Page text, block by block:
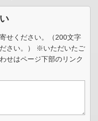
せください。（200文字
さい。） ※いただいたご
せはページ下部のリンク